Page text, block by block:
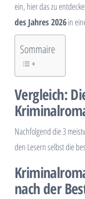
ein, hier das zu
des Jahres 2026in
Sommaire
Vergleich:
Nachfolgend die 3
den Lesern selbst die
nach der